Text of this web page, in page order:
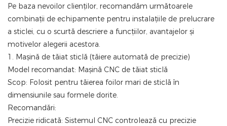
Pe baza nevoilor clienților, recomandăm următoarele
combinații de echipamente pentru instalațiile de prelucrare
a sticlei, cu o scurtă descriere a funcțiilor, avantajelor și
motivelor alegerii acestora.
1. Mașină de tăiat sticlă (tăiere automată de precizie)
Model recomandat: Mașină CNC de tăiat sticlă
Scop: Folosit pentru tăierea foilor mari de sticlă în
dimensiunile sau formele dorite.
Recomandări:
Precizie ridicată: Sistemul CNC controlează cu precizie